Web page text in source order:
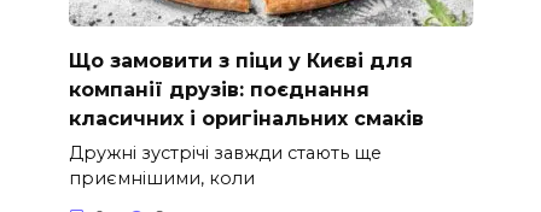
Що замовити з піци у Києві для
компанії друзів: поєднання
класичних і оригінальних смаків
Дружні зустрічі завжди стають ще
приємнішими, коли